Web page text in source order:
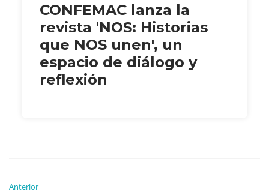
CONFEMAC lanza la
revista 'NOS: Historias
que NOS unen', un
espacio de diálogo y
reflexión
Anterior